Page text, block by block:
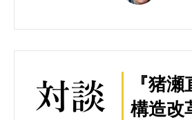
『猪
構造改